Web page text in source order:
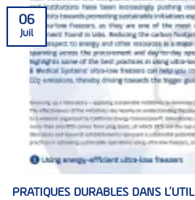
PRATIQUES DURABLES DANS
06
Juil